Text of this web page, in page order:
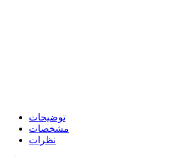
توضیحات
مشخصات
نظرات